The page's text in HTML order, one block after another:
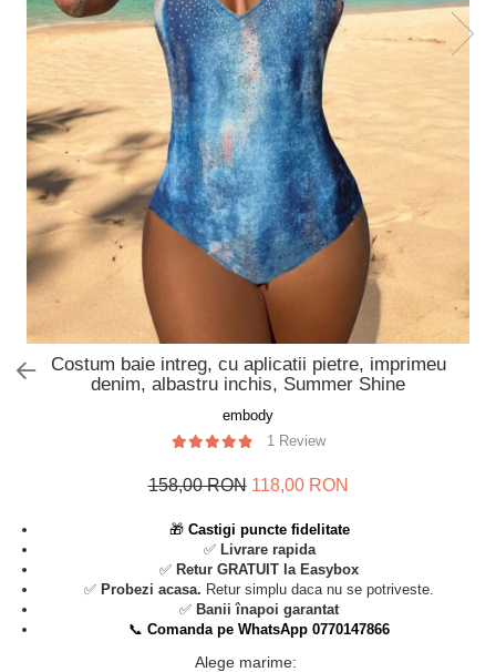
Rochii de plaja
Genti plaja
Pijamale copii
Pijamale bebelusi
Pijamale salopeta copii
Pijamale cocolino copii
Pijamale bumbac copii
Pijamale cuplu
Pijamale Craciun
Pijamale cocolino cuplu
Pijamale familie
Pijamale finet
Costum baie intreg, cu aplicatii pietre, imprimeu
denim, albastru inchis, Summer Shine
embody
1 Review
158,00 RON 118,00 RON
🎁 Castigi puncte fidelitate
✅ Livrare rapida
✅ Retur GRATUIT la Easybox
✅ Probezi acasa. Retur simplu daca nu se potriveste.
✅ Banii înapoi garantat
📞 Comanda pe WhatsApp 0770147866
Alege marime: